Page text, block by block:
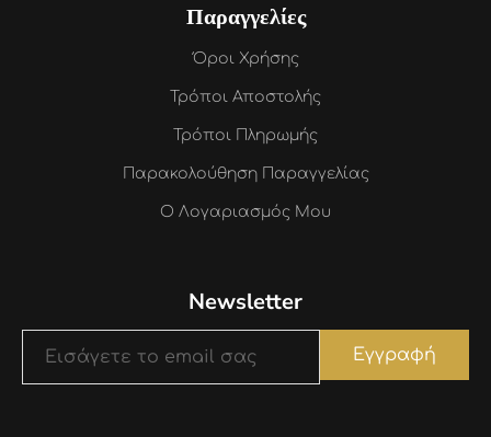
Παραγγελίες
Όροι Χρήσης
Τρόποι Αποστολής
Τρόποι Πληρωμής
Παρακολούθηση Παραγγελίας
Ο Λογαριασμός Μου
Newsletter
Εγγραφή